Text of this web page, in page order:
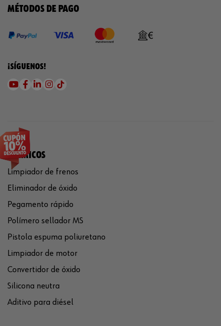
MÉTODOS DE PAGO
¡SÍGUENOS!
QUÍMICOS
Limpiador de frenos
Eliminador de óxido
Pegamento rápido
Polímero sellador MS
Pistola espuma poliuretano
Limpiador de motor
Convertidor de óxido
Silicona neutra
Aditivo para diésel